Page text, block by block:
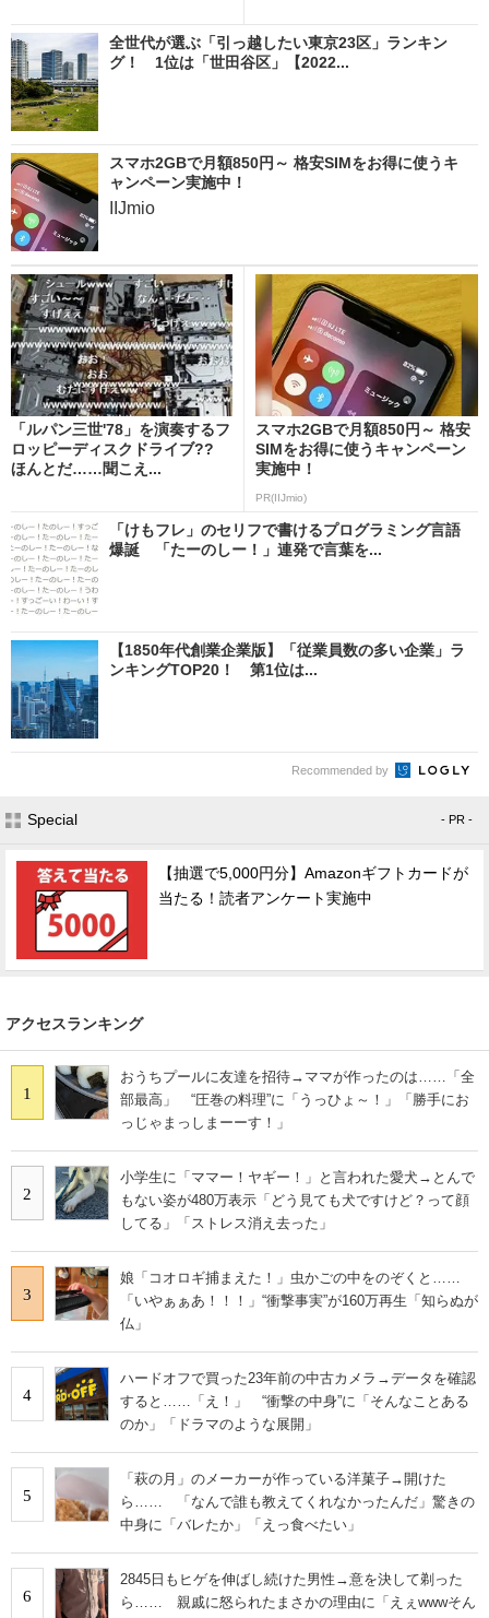
全世代が選ぶ「引っ越したい東京23区」ランキン
グ！ 1位は「世田谷区」【2022...
スマホ2GBで月額850円～ 格安SIMをお得に使うキ
ャンペーン実施中！
IIJmio
「ルパン三世'78」を演奏するフ
ロッピーディスクドライブ??
ほんとだ……聞こえ...
スマホ2GBで月額850円～ 格安
SIMをお得に使うキャンペーン
実施中！
PR(IIJmio)
「けもフレ」のセリフで書けるプログラミング言語
爆誕 「たーのしー！」連発で言葉を...
【1850年代創業企業版】「従業員数の多い企業」ラ
ンキングTOP20！ 第1位は...
Recommended by
Special - PR -
【抽選で5,000円分】Amazonギフトカードが
当たる！読者アンケート実施中
アクセスランキング
1
おうちプールに友達を招待→ママが作ったのは……「全
部最高」 “圧巻の料理”に「うっひょ～！」「勝手にお
っじゃまっしまーーす！」
2
小学生に「ママー！ヤギー！」と言われた愛犬→とんで
もない姿が480万表示「どう見ても犬ですけど？って顔
してる」「ストレス消え去った」
3
娘「コオロギ捕まえた！」虫かごの中をのぞくと……
「いやぁぁあ！！！」“衝撃事実”が160万再生「知らぬが
仏」
4
ハードオフで買った23年前の中古カメラ→データを確認
すると……「え！」 “衝撃の中身”に「そんなことある
のか」「ドラマのような展開」
5
「萩の月」のメーカーが作っている洋菓子→開けた
ら…… 「なんで誰も教えてくれなかったんだ」驚きの
中身に「バレたか」「えっ食べたい」
6
2845日もヒゲを伸ばし続けた男性→意を決して剃った
ら…… 親戚に怒られたまさかの理由に「えぇwwwそん